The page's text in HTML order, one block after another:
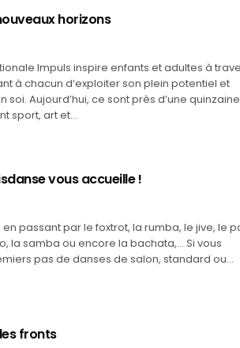
horizons
Impuls inspire enfants et adultes à
à chacun d’exploiter son plein potentiel et
Aujourd’hui, ce sont près d’une
sport, art et…
vous accueille !
passant par le foxtrot, la rumba, le jive, le
la samba ou encore la bachata,… Si vous
pas de danses de salon, standard ou…
fronts